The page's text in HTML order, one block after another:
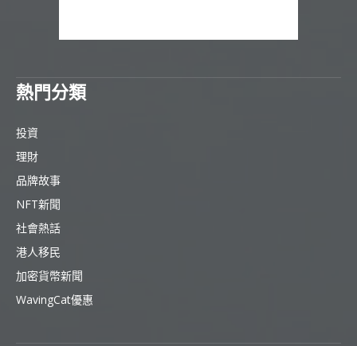
熱門分類
投資
理財
品牌故事
NFT新聞
社會熱話
港人移民
加密貨幣新聞
WavingCat優惠